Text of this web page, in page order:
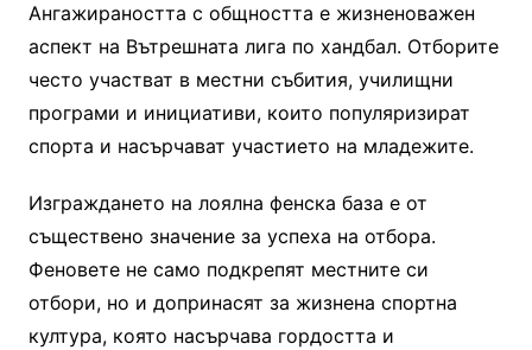
Ангажираността с общността е жизненоважен
аспект на Вътрешната лига по хандбал. Отборите
често участват в местни събития, училищни
програми и инициативи, които популяризират
спорта и насърчават участието на младежите.
Изграждането на лоялна фенска база е от
съществено значение за успеха на отбора.
Феновете не само подкрепят местните си
отбори, но и допринасят за жизнена спортна
култура, която насърчава гордостта и